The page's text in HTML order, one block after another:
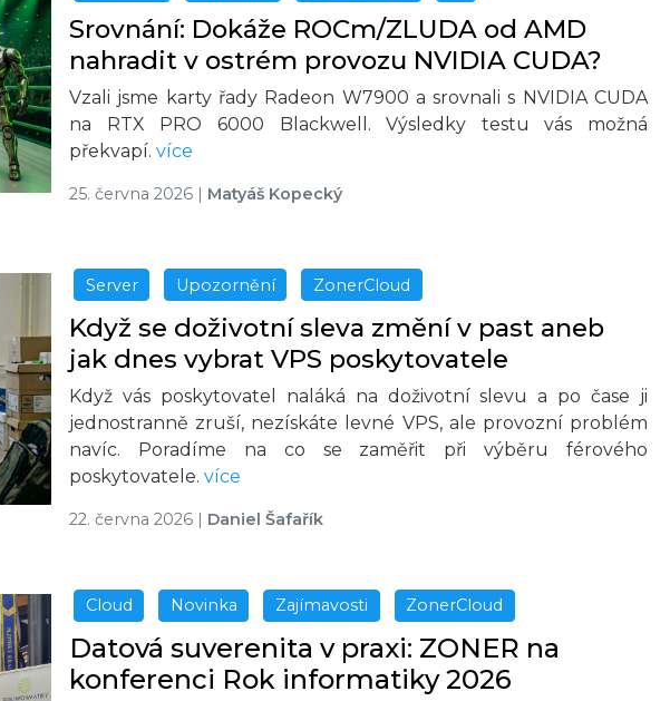
Srovnání: Dokáže ROCm/ZLUDA od AMD
nahradit v ostrém provozu NVIDIA CUDA?
Vzali jsme karty řady Radeon W7900 a srovnali s NVIDIA CUDA
na RTX PRO 6000 Blackwell. Výsledky testu vás možná
překvapí. více
25. června 2026 | Matyáš Kopecký
Server Upozornění ZonerCloud
Když se doživotní sleva změní v past aneb
jak dnes vybrat VPS poskytovatele
Když vás poskytovatel naláká na doživotní slevu a po čase ji
jednostranně zruší, nezískáte levné VPS, ale provozní problém
navíc. Poradíme na co se zaměřit při výběru férového
poskytovatele. více
22. června 2026 | Daniel Šafařík
Cloud Novinka Zajímavosti ZonerCloud
Datová suverenita v praxi: ZONER na
konferenci Rok informatiky 2026